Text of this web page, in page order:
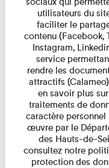
utilisateurs du
faciliter le
contenu (Facebook,
Instagram,
service
rendre les
attractifs
en savoir plus
traitements de
caractère personnel
œuvre par le
des Hauts-de-
consultez notre
protection des